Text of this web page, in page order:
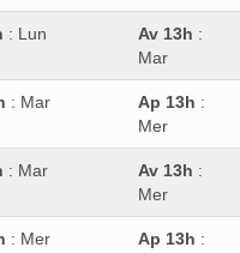
: Lun Av 13h :
Mar
: Mar Ap 13h :
Mer
: Mar Av 13h :
Mer
: Mer Ap 13h :